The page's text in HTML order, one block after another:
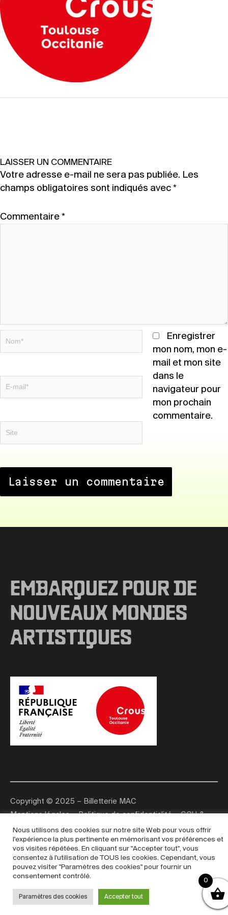
LAISSER UN COMMENTAIRE
Votre adresse e-mail ne sera pas publiée. Les
champs obligatoires sont indiqués avec *
Commentaire *
Nom*
E-
Site
Enregistrer
mon nom, mon e-
mail et mon site
dans le
navigateur pour
mon prochain
commentaire.
EMBARQUEZ POUR DE
NOUVEAUX MONDES
ARTISTIQUES
Copyright © 2025 – Billetterie MAC
Mentions légales–Politique de confidentialité–CGU &
CGV
Nous utilisons des cookies sur notre site Web pour vous offrir
l'expérience la plus pertinente en mémorisant vos préférences et
vos visites répétées. En cliquant sur "Accepter tout", vous
consentez à l'utilisation de TOUS les cookies. Cependant, vous
pouvez visiter "Paramètres des cookies" pour fournir un
consentement contrôlé.
Paramètres des cookies Accepter tout
0